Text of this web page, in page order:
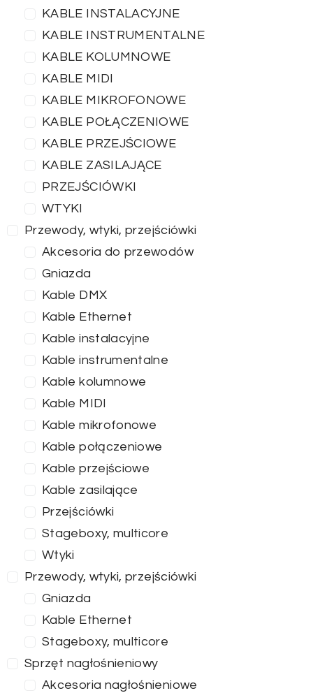
KABLE INSTALACYJNE
KABLE INSTRUMENTALNE
KABLE KOLUMNOWE
KABLE MIDI
KABLE MIKROFONOWE
KABLE POŁĄCZENIOWE
KABLE PRZEJŚCIOWE
KABLE ZASILAJĄCE
PRZEJŚCIÓWKI
WTYKI
Przewody, wtyki, przejściówki
Akcesoria do przewodów
Gniazda
Kable DMX
Kable Ethernet
Kable instalacyjne
Kable instrumentalne
Kable kolumnowe
Kable MIDI
Kable mikrofonowe
Kable połączeniowe
Kable przejściowe
Kable zasilające
Przejściówki
Stageboxy, multicore
Wtyki
Przewody, wtyki, przejściówki
Gniazda
Kable Ethernet
Stageboxy, multicore
Sprzęt nagłośnieniowy
Akcesoria nagłośnieniowe